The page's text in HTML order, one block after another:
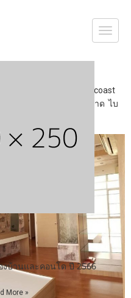
ขายคอนโด the coast
อนบ้านเดี่ยว) บางนาตราด ไบ
อนนุช ลาซาล แบริ่ง
บ้านและคอนโด ปี 2566
More »